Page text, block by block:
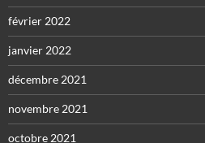
février 2022
janvier 2022
décembre 2021
novembre 2021
octobre 2021